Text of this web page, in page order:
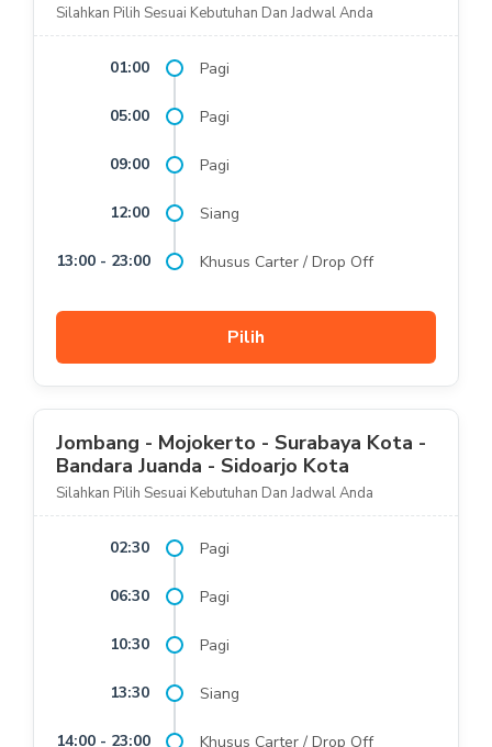
Silahkan Pilih Sesuai Kebutuhan Dan Jadwal Anda
01:00 Pagi
05:00 Pagi
09:00 Pagi
12:00 Siang
13:00 - 23:00 Khusus Carter / Drop Off
Pilih
Jombang - Mojokerto - Surabaya Kota -
Bandara Juanda - Sidoarjo Kota
Silahkan Pilih Sesuai Kebutuhan Dan Jadwal Anda
02:30 Pagi
06:30 Pagi
10:30 Pagi
13:30 Siang
14:00 - 23:00 Khusus Carter / Drop Off